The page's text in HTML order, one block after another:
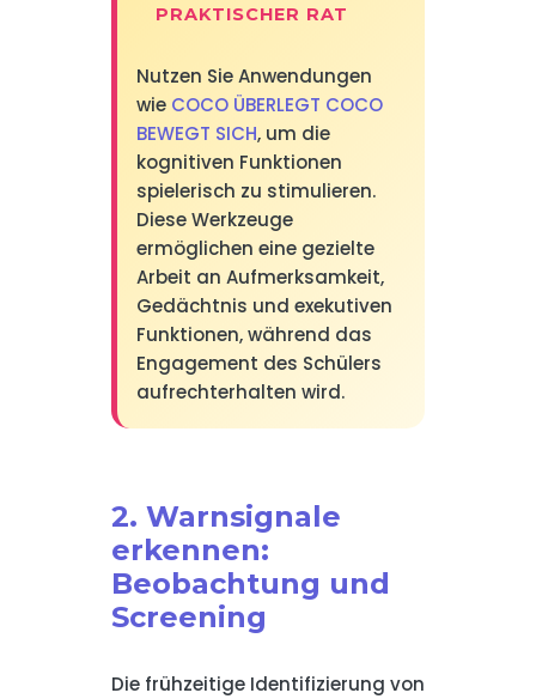
PRAKTISCHER RAT
Nutzen Sie Anwendungen
wie COCO ÜBERLEGT COCO
BEWEGT SICH, um die
kognitiven Funktionen
spielerisch zu stimulieren.
Diese Werkzeuge
ermöglichen eine gezielte
Arbeit an Aufmerksamkeit,
Gedächtnis und exekutiven
Funktionen, während das
Engagement des Schülers
aufrechterhalten wird.
2. Warnsignale
erkennen:
Beobachtung und
Screening
Die frühzeitige Identifizierung von